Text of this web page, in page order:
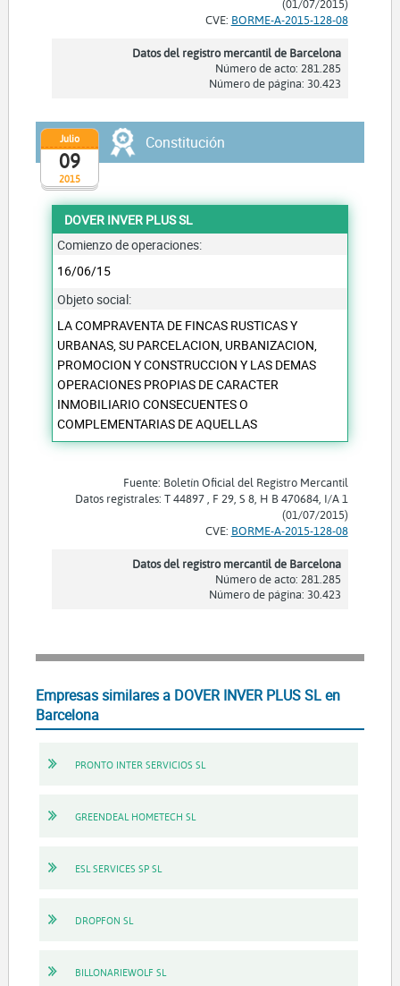
(01/07/2015)
CVE: BORME-A-2015-128-08
Datos del registro mercantil de Barcelona
Número de acto: 281.285
Número de página: 30.423
2015
Julio
09
Constitución
DOVER INVER PLUS SL
Comienzo de operaciones:
16/06/15
Objeto social:
LA COMPRAVENTA DE FINCAS RUSTICAS Y
URBANAS, SU PARCELACION, URBANIZACION,
PROMOCION Y CONSTRUCCION Y LAS DEMAS
OPERACIONES PROPIAS DE CARACTER
INMOBILIARIO CONSECUENTES O
COMPLEMENTARIAS DE AQUELLAS
Fuente: Boletín Oficial del Registro Mercantil
Datos registrales: T 44897 , F 29, S 8, H B 470684, I/A 1
(01/07/2015)
CVE: BORME-A-2015-128-08
Datos del registro mercantil de Barcelona
Número de acto: 281.285
Número de página: 30.423
Empresas similares a DOVER INVER PLUS SL en
Barcelona
PRONTO INTER SERVICIOS SL
GREENDEAL HOMETECH SL
ESL SERVICES SP SL
DROPFON SL
BILLONARIEWOLF SL